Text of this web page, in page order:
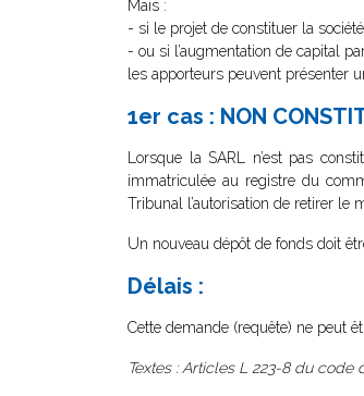
Mais :
- si le projet de constituer la
- ou si l’augmentation de capital
les apporteurs peuvent présenter
1er cas : NON
Lorsque la SARL n’est pas
immatriculée au registre du
Tribunal l’autorisation de retirer le
Un nouveau dépôt de fonds doit
Délais :
Cette demande (requête) ne peut
Textes : Articles L 223-8 du code